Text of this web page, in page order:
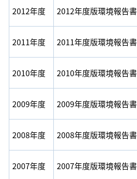
2012年度 2012年度版環境報告書
2011年度 2011年度版環境報告書
2010年度 2010年度版環境報告書
2009年度 2009年度版環境報告書
2008年度 2008年度版環境報告書
2007年度 2007年度版環境報告書